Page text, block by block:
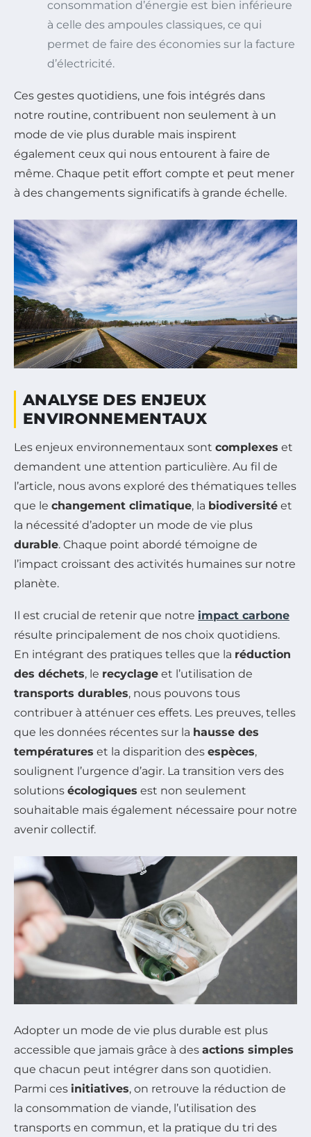
consommation d’énergie est bien inférieure
à celle des ampoules classiques, ce qui
permet de faire des économies sur la facture
d’électricité.
Ces gestes quotidiens, une fois intégrés dans
notre routine, contribuent non seulement à un
mode de vie plus durable mais inspirent
également ceux qui nous entourent à faire de
même. Chaque petit effort compte et peut mener
à des changements significatifs à grande échelle.
ANALYSE DES ENJEUX
ENVIRONNEMENTAUX
Les enjeux environnementaux sont complexes et
demandent une attention particulière. Au fil de
l’article, nous avons exploré des thématiques telles
que le changement climatique, la biodiversité et
la nécessité d’adopter un mode de vie plus
durable. Chaque point abordé témoigne de
l’impact croissant des activités humaines sur notre
planète.
Il est crucial de retenir que notre impact carbone
résulte principalement de nos choix quotidiens.
En intégrant des pratiques telles que la réduction
des déchets, le recyclage et l’utilisation de
transports durables, nous pouvons tous
contribuer à atténuer ces effets. Les preuves, telles
que les données récentes sur la hausse des
températures et la disparition des espèces,
soulignent l’urgence d’agir. La transition vers des
solutions écologiques est non seulement
souhaitable mais également nécessaire pour notre
avenir collectif.
Adopter un mode de vie plus durable est plus
accessible que jamais grâce à des actions simples
que chacun peut intégrer dans son quotidien.
Parmi ces initiatives, on retrouve la réduction de
la consommation de viande, l’utilisation des
transports en commun, et la pratique du tri des